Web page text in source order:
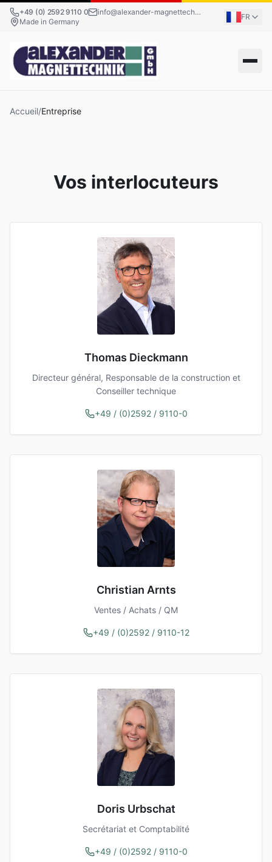
+49 (0) 2592 9110 0
info@alexander-magnettechnik.de
Made in Germany
FR
Accueil/Entreprise
Vos interlocuteurs
Thomas Dieckmann
Directeur général, Responsable de la construction et
Conseiller technique
+49 / (0)2592 / 9110-0
Christian Arnts
Ventes / Achats / QM
+49 / (0)2592 / 9110-12
Doris Urbschat
Secrétariat et Comptabilité
+49 / (0)2592 / 9110-0